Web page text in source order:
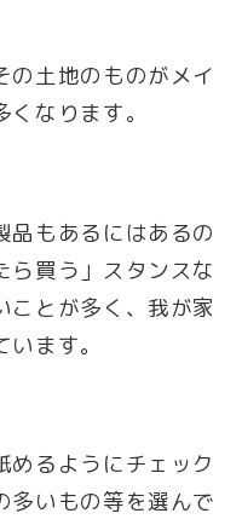
の土地のものがメイ
なります。
品もあるにはあるの
ら買う」スタンスな
ことが多く、我が家
ます。
めるようにチェック
多いもの等を選んで